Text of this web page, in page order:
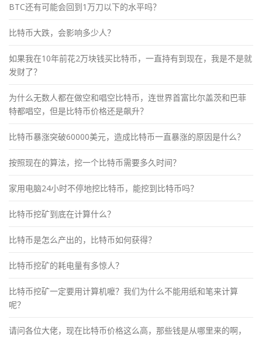
BTC还有可能会回到1万刀以下的水平吗？
比特币大跌，会影响多少人？
如果我在10年前花2万块钱买比特币，一直持有到现在，我是不是就
发财了？
为什么无数人都在做空和唱空比特币，连世界首富比尔盖茨和巴菲
特都唱空，但是比特币价格还是飙升？
比特币暴涨突破60000美元，造成比特币一直暴涨的原因是什么？
按照现在的算法，挖一个比特币需要多久时间？
家用电脑24小时不停地挖比特币，能挖到比特币吗？
比特币挖矿到底在计算什么？
比特币是怎么产出的，比特币如何获得？
比特币挖矿的耗电量有多惊人？
比特币挖矿一定要用计算机嚒？我们为什么不能用纸和笔来计算
呢？
请问各位大佬，现在比特币价格这么高，那些钱是从哪里来的啊，